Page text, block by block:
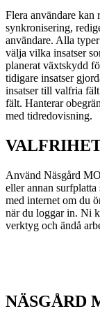
Flera användare kan
synkronisering,
användare. Alla
välja vilka insatser
planerat växtskydd
tidigare insatser
insatser till valfria
fält. Hanterar
med tidredovisning.
Använd Näsgård
eller annan
med internet om du
när du loggar in. Ni
verktyg och ändå
NÄSGÅRD